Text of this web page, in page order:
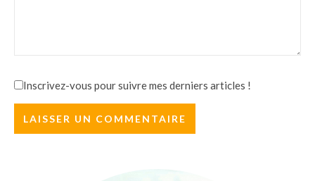
Inscrivez-vous pour suivre mes derniers articles !